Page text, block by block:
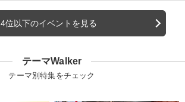
4位以下のイベントを見る
テーマWalker
テーマ別特集をチェック